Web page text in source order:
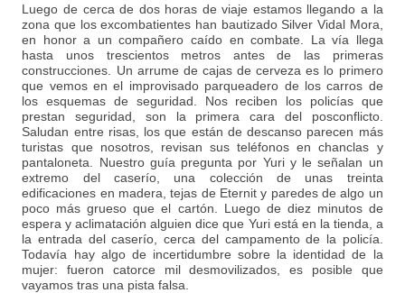
Luego de cerca de dos horas de viaje estamos llegando a la
zona que los excombatientes han bautizado Silver Vidal Mora,
en honor a un compañero caído en combate. La vía llega
hasta unos trescientos metros antes de las primeras
construcciones. Un arrume de cajas de cerveza es lo primero
que vemos en el improvisado parqueadero de los carros de
los esquemas de seguridad. Nos reciben los policías que
prestan seguridad, son la primera cara del posconflicto.
Saludan entre risas, los que están de descanso parecen más
turistas que nosotros, revisan sus teléfonos en chanclas y
pantaloneta. Nuestro guía pregunta por Yuri y le señalan un
extremo del caserío, una colección de unas treinta
edificaciones en madera, tejas de Eternit y paredes de algo un
poco más grueso que el cartón. Luego de diez minutos de
espera y aclimatación alguien dice que Yuri está en la tienda, a
la entrada del caserío, cerca del campamento de la policía.
Todavía hay algo de incertidumbre sobre la identidad de la
mujer: fueron catorce mil desmovilizados, es posible que
vayamos tras una pista falsa.